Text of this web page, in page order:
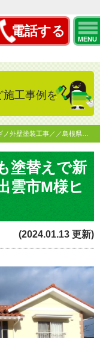
電話する
MENU
施工事例を
装工事／／島根県松江市・出雲…
塗替えで新
雲市M様ヒ
(2024.01.13 更新)